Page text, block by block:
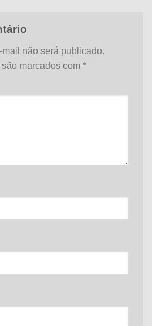
não será publicado.
marcados com *